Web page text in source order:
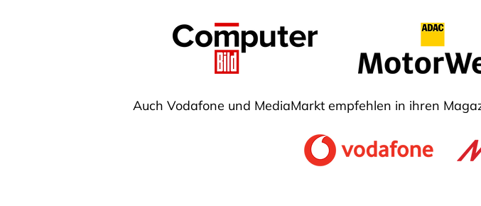
Auch Vodafone und MediaMarkt empfehlen in ihren